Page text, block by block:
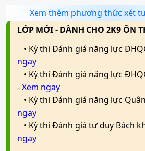
Xem thêm phương thức xét
LỚP MỚI - DÀNH CHO 2K9 ÔN
• Kỳ thi Đánh giá năng lực
ngay
• Kỳ thi Đánh giá năng lực
-Xem ngay
• Kỳ thi Đánh giá năng lực
ngay
• Kỳ thi Đánh giá tư duy Bách
ngay